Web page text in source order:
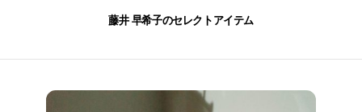
藤井 早希子のセレクトアイテム
PICK UP